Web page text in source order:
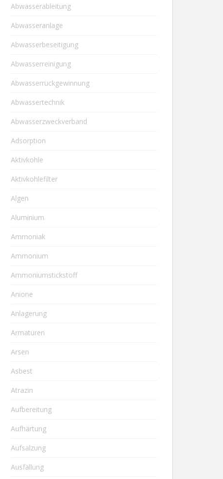
Abwasserableitung
Abwasseranlage
Abwasserbeseitigung
Abwasserreinigung
Abwasserrückgewinnung
Abwassertechnik
Abwasserzweckverband
Adsorption
Aktivkohle
Aktivkohlefilter
Algen
Aluminium
Ammoniak
Ammonium
Ammoniumstickstoff
Anione
Anlagerung
Armaturen
Arsen
Asbest
Atrazin
Aufbereitung
Aufhärtung
Aufsalzung
Ausfällung